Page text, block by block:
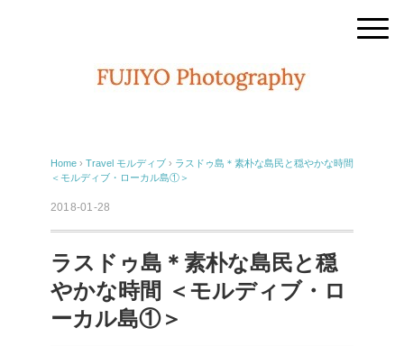
Home › Travel モルディブ › ラスドゥ島＊素朴な島民と穏やかな時間
＜モルディブ・ローカル島①＞
2018-01-28
ラスドゥ島＊素朴な島民と穏
やかな時間 ＜モルディブ・ロ
ーカル島①＞